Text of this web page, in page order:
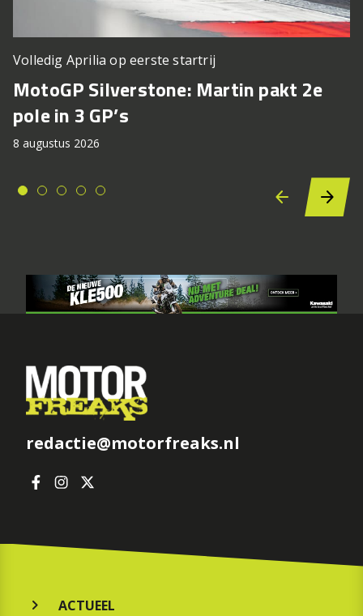
Volledig Aprilia op eerste startrij
MotoGP Silverstone: Martin pakt 2e
pole in 3 GP’s
8 augustus 2026
redactie@motorfreaks.nl
ACTUEEL